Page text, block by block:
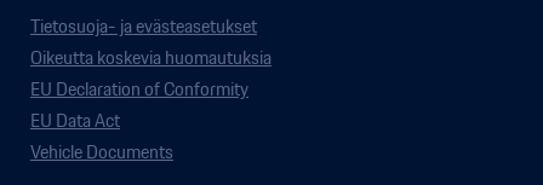
Tietosuoja- ja evästeasetukset
Oikeutta koskevia huomautuksia
EU Declaration of Conformity
EU Data Act
Vehicle Documents